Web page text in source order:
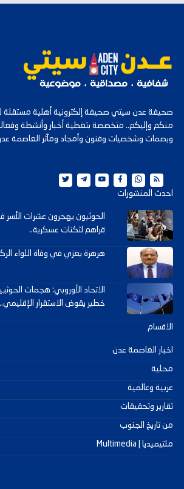
صحيفة عدن سيتي صحيفة إلكترونية أهلية مستقلة
منكم وإليكم.. متخصصة بتغطية أخبار وأنشطة
وبصمات وشخصيات وفنون وأمجاد ومآثر العاصمة
احدث المنشورات
الحوثيون يهجرون عشرات الأسر
قراهم لثكنات عسكرية..
هرهرة يعزي في وفاة اللواء
الاتحاد الأوروبي: هجمات
خطير يقوض الاستقرار الإقليمي..
الاقسام
اخبار العاصمة عدن
محلية
عربية وعالمية
تقارير وتحقيقات
من تاريخ الجنوب
ملتيميديا | Multimedia